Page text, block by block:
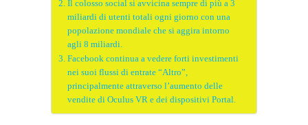
Il colosso social si avvicina sempre di più a 3
miliardi di utenti totali ogni giorno con una
popolazione mondiale che si aggira intorno
agli 8 miliardi.
Facebook continua a vedere forti investimenti
nei suoi flussi di entrate “Altro”,
principalmente attraverso l’aumento delle
vendite di Oculus VR e dei dispositivi Portal.